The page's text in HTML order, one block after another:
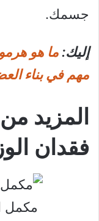
جسمك.
إليك:ما هو
مهم في بناء
المزيد من
فقدان
مكمل